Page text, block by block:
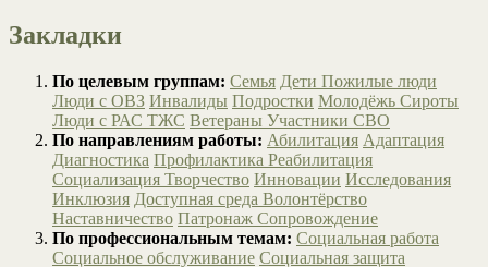
Закладки
По целевым группам: Семья Дети Пожилые люди
Люди с ОВЗ Инвалиды Подростки Молодёжь Сироты
Люди с РАС ТЖС Ветераны Участники СВО
По направлениям работы: Абилитация Адаптация
Диагностика Профилактика Реабилитация
Социализация Творчество Инновации Исследования
Инклюзия Доступная среда Волонтёрство
Наставничество Патронаж Сопровождение
По профессиональным темам: Социальная работа
Социальное обслуживание Социальная защита